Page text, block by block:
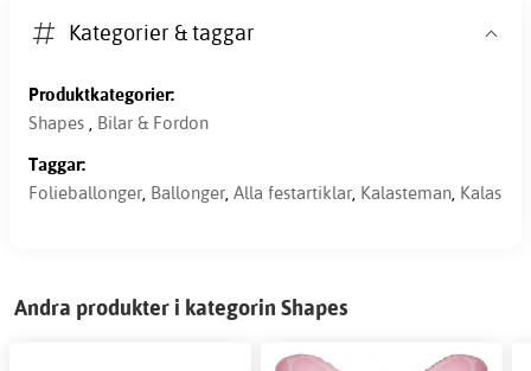
Kategorier & taggar
Produktkategorier:
Shapes , Bilar & Fordon
Taggar:
Folieballonger, Ballonger, Alla festartiklar, Kalasteman, Kalas
Andra produkter i kategorin Shapes